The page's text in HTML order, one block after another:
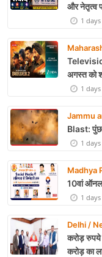
और नेतृत्व
1
अगस्त को
बॉर्डर 2
1
Jammu
Blast: पुंछ
1
Madhya
10वां
1
Delhi /
करोड़ रुपये
करोड़ का